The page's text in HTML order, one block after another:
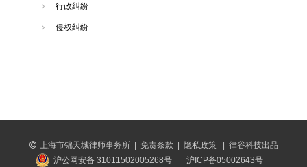
行政纠纷
侵权纠纷
上海市锦天城律师事务所 | 免责条款 | 隐私政策 | 律谷科技出品
沪公网安备 31011502005268号
沪ICP备05002643号